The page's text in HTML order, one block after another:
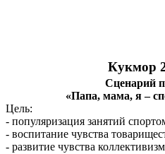
Кукмор
Сценарий
«Папа, мама, я –
Цель:
- популяризация занятий
- воспитание чувства
- развитие чувства